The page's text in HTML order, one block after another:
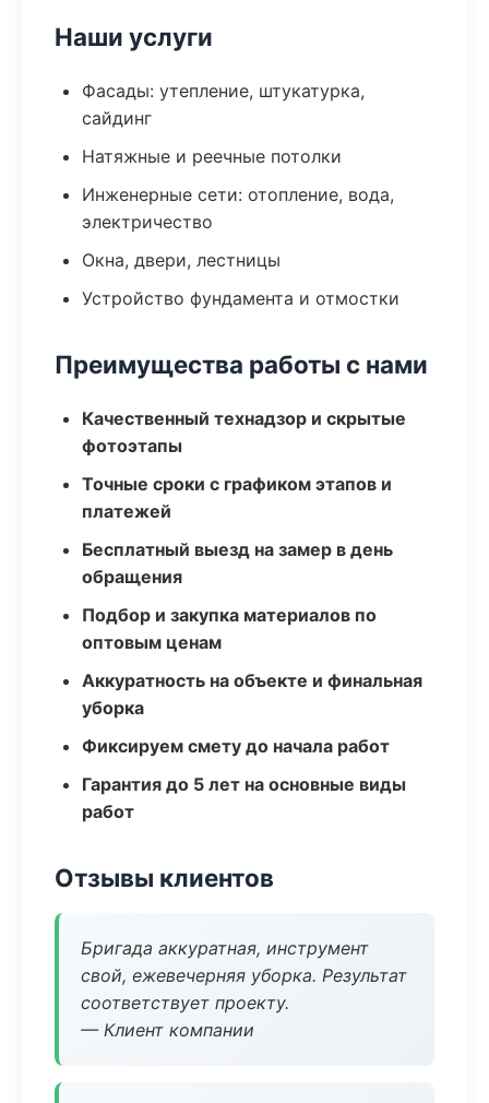
Наши услуги
Фасады: утепление, штукатурка,
сайдинг
Натяжные и реечные потолки
Инженерные сети: отопление, вода,
электричество
Окна, двери, лестницы
Устройство фундамента и отмостки
Преимущества работы с нами
Качественный технадзор и скрытые
фотоэтапы
Точные сроки с графиком этапов и
платежей
Бесплатный выезд на замер в день
обращения
Подбор и закупка материалов по
оптовым ценам
Аккуратность на объекте и финальная
уборка
Фиксируем смету до начала работ
Гарантия до 5 лет на основные виды
работ
Отзывы клиентов
Бригада аккуратная, инструмент
свой, ежевечерняя уборка. Результат
соответствует проекту.
— Клиент компании